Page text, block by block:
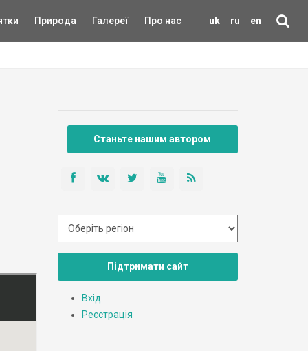
uk ru en
Природа Галереї Про нас
Станьте нашим автором
Підтримати сайт
Вхід
Реєстрація